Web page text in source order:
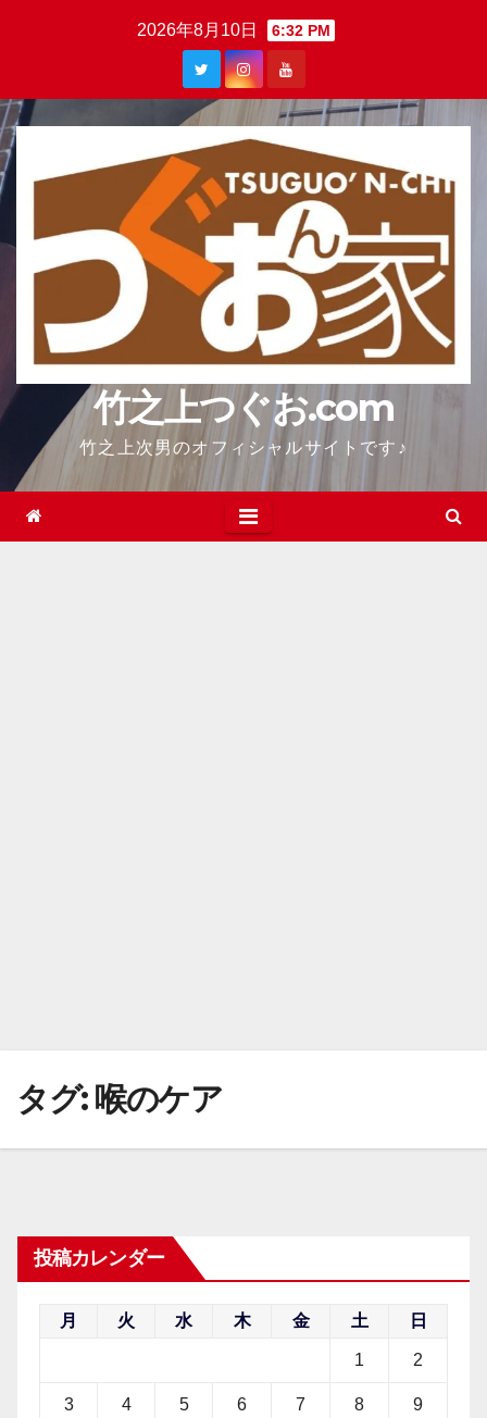
2026年8月10日 6:32 PM
竹之上つぐお.com
竹之上次男のオフィシャルサイトです♪
タグ:喉のケア
投稿カレンダー
月 火 水 木 金 土 日
1 2
3 4 5 6 7 8 9